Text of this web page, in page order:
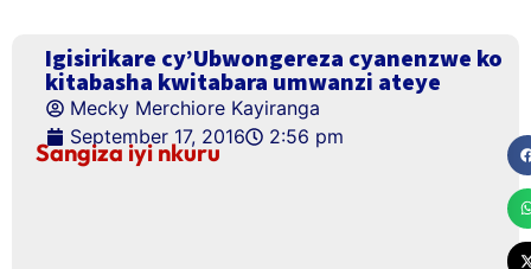
Igisirikare cy’Ubwongereza cyanenzwe ko
kitabasha kwitabara umwanzi ateye
Mecky Merchiore Kayiranga
September 17, 2016
2:56 pm
Sangiza iyi nkuru